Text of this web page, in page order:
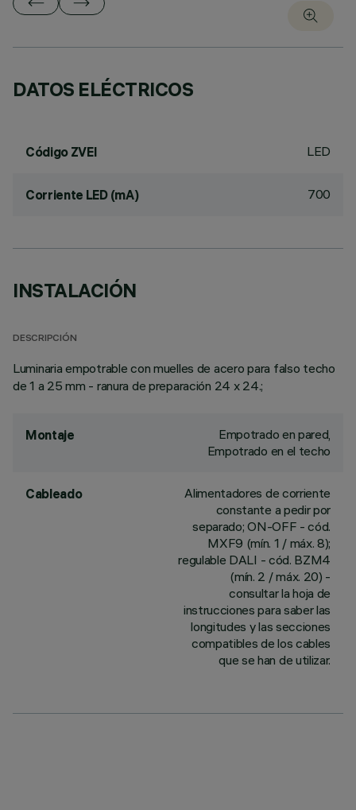
DATOS ELÉCTRICOS
Código ZVEI LED
Corriente LED (mA) 700
INSTALACIÓN
DESCRIPCIÓN
Luminaria empotrable con muelles de acero para falso techo
de 1 a 25 mm - ranura de preparación 24 x 24.;
Montaje
Empotrado en pared,
Empotrado en el techo
Cableado
Alimentadores de corriente
constante a pedir por
separado; ON-OFF - cód.
MXF9 (mín. 1 / máx. 8);
regulable DALI - cód. BZM4
(mín. 2 / máx. 20) -
consultar la hoja de
instrucciones para saber las
longitudes y las secciones
compatibles de los cables
que se han de utilizar.